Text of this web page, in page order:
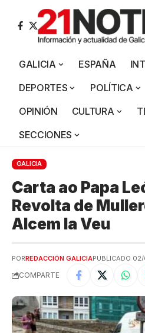
GALICIA ESPAÑA
DEPORTES
POLÍTICA
OPINIÓN
CULTURA
SECCIONES
GALICIA
Carta ao Papa
Revolta de
Alcem la Veu
PORREDACCIÓN GALICIAPUBLICADO
COMPARTE